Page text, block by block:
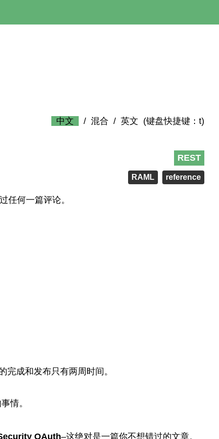
中文 / 混合 / 英文 (键盘快捷键：t)
REST
RAML reference
任何一篇评论。
完成和发布只有两周时间。
情。
OAuth–这绝对是一篇你不想错过的文章。